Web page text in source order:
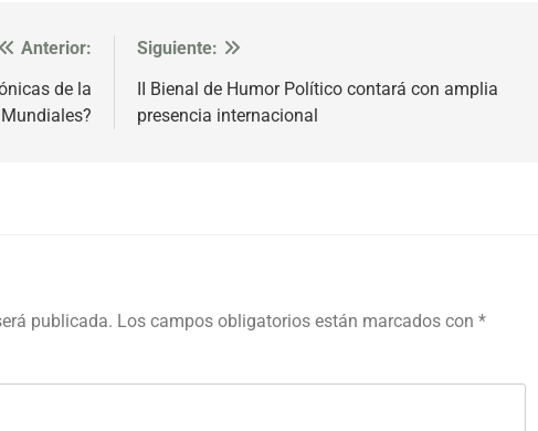
Anterior:
de la
Siguiente:
II Bienal de Humor Político contará con amplia
presencia internacional
publicada. Los campos obligatorios están marcados con *